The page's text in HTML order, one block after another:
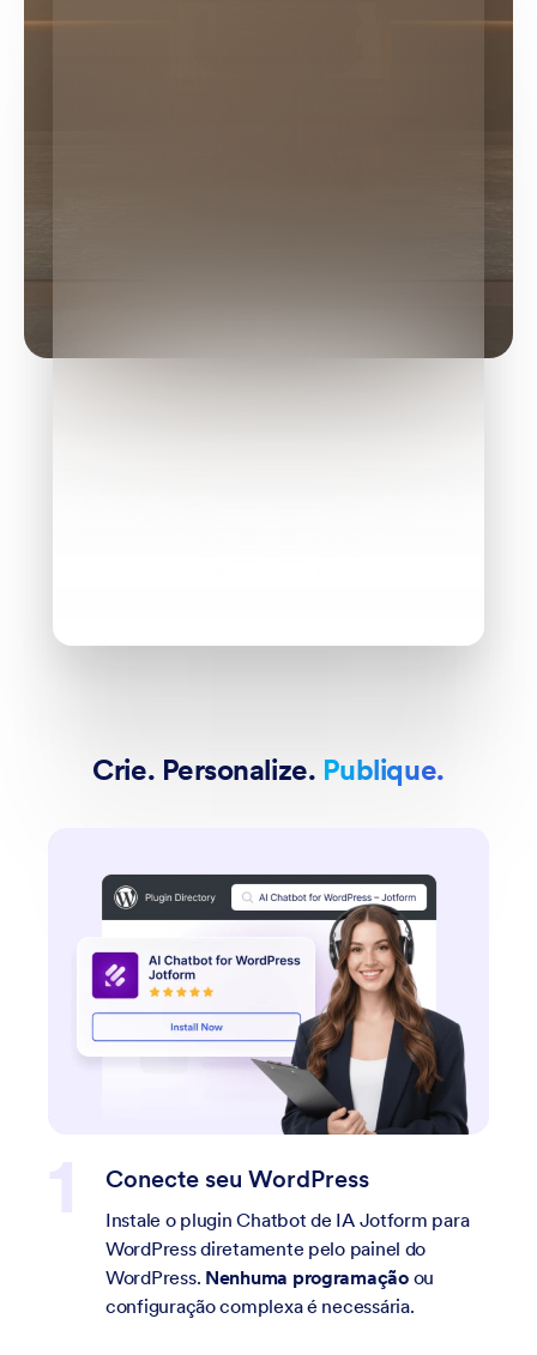
Crie. Personalize. Publique.
WordPress
Chatbot de IA Jotform para
pelo painel do
programaçãoou
é necessária.
Personalize
Seu chatbot de IA
treinado com o
imobiliário. Escolha
visibilidade e